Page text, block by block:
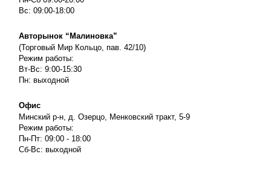
Вс: 09:00-18:00
Авторынок “Малиновка”
(Торговый Мир Кольцо, пав. 42/10)
Режим работы:
Вт-Вс: 9:00-15:30
Пн: выходной
Офис
Минский р-н, д. Озерцо, Менковский тракт, 5-9
Режим работы:
Пн-Пт: 09:00 - 18:00
Сб-Вс: выходной